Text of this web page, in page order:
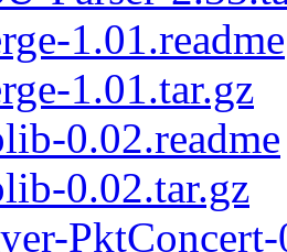
1.01.readme
1.01.tar.gz
0.02.readme
0.02.tar.gz
PktConcert-